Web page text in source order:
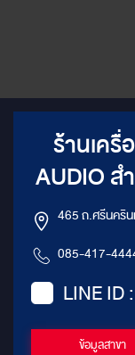
ร้านเครื่
465 ถ.ศรีนคริน
085-417-
LINE ID
ข้อมูลสาขา